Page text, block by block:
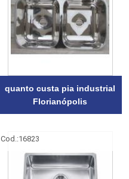
quanto custa pia industrial
Florianópolis
Cod.:16823